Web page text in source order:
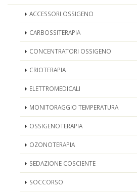
ACCESSORI OSSIGENO
CARBOSSITERAPIA
CONCENTRATORI OSSIGENO
CRIOTERAPIA
ELETTROMEDICALI
MONITORAGGIO TEMPERATURA
OSSIGENOTERAPIA
OZONOTERAPIA
SEDAZIONE COSCIENTE
SOCCORSO